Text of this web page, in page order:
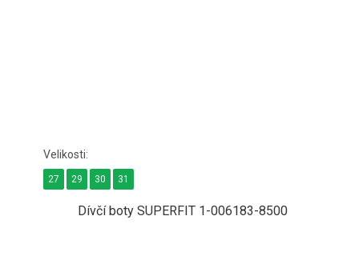
Dívčí boty SUPERFIT 1-006183-8500
27 29 30 31